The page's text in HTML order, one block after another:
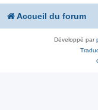
Accueil du forum
Développé par